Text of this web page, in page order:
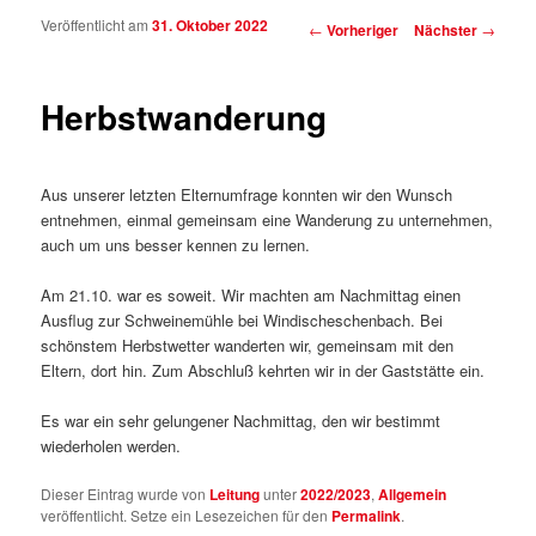
Beitragsnavigation
← Vorheriger Nächster →
Herbstwanderung
Veröffentlicht am31. Oktober 2022
Aus unserer letzten Elternumfrage konnten wir den Wunsch
entnehmen, einmal gemeinsam eine Wanderung zu unternehmen,
auch um uns besser kennen zu lernen.
Am 21.10. war es soweit. Wir machten am Nachmittag einen
Ausflug zur Schweinemühle bei Windischeschenbach. Bei
schönstem Herbstwetter wanderten wir, gemeinsam mit den
Eltern, dort hin. Zum Abschluß kehrten wir in der Gaststätte ein.
Es war ein sehr gelungener Nachmittag, den wir bestimmt
wiederholen werden.
Dieser Eintrag wurde von Leitungunter2022/2023,Allgemein
veröffentlicht. Setze ein Lesezeichen für den Permalink.